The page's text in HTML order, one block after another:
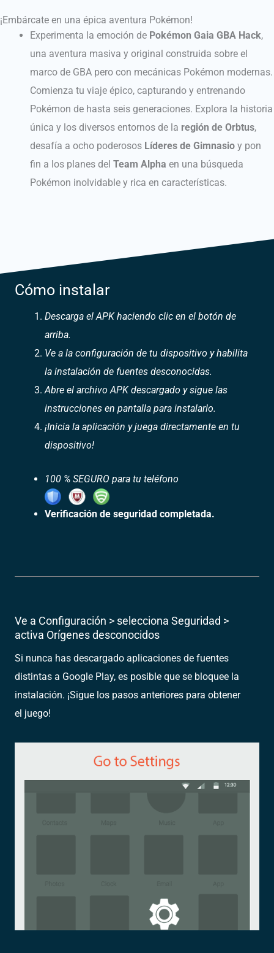
¡Embárcate en una épica aventura Pokémon!
Experimenta la emoción de Pokémon Gaia GBA Hack,
una aventura masiva y original construida sobre el
marco de GBA pero con mecánicas Pokémon modernas.
Comienza tu viaje épico, capturando y entrenando
Pokémon de hasta seis generaciones. Explora la historia
única y los diversos entornos de la región de Orbtus,
desafía a ocho poderosos Líderes de Gimnasio y pon
fin a los planes delTeam Alpha en una búsqueda
Pokémon inolvidable y rica en características.
Cómo instalar
Descarga el APK haciendo clic en el botón de
arriba.
Ve a la configuración de tu dispositivo y habilita
la instalación de fuentes desconocidas.
Abre el archivo APK descargado y sigue las
instrucciones en pantalla para instalarlo.
¡Inicia la aplicación y juega directamente en tu
dispositivo!
100 % SEGURO para tu teléfono
Verificación de seguridad completada.
Ve a Configuración > selecciona Seguridad >
activa Orígenes desconocidos
Si nunca has descargado aplicaciones de fuentes
distintas a Google Play, es posible que se bloquee la
instalación. ¡Sigue los pasos anteriores para obtener
el juego!